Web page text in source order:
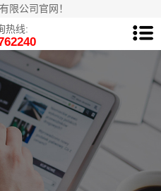
限公司官网！
热线: